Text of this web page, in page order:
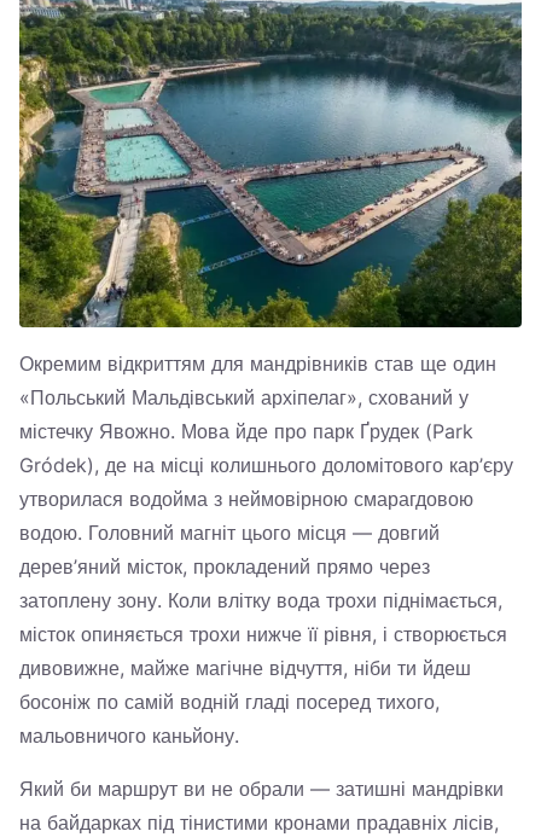
Окремим відкриттям для мандрівників став ще один
«Польський Мальдівський архіпелаг», схований у
містечку Явожно. Мова йде про парк Ґрудек (Park
Gródek), де на місці колишнього доломітового кар’єру
утворилася водойма з неймовірною смарагдовою
водою. Головний магніт цього місця — довгий
дерев’яний місток, прокладений прямо через
затоплену зону. Коли влітку вода трохи піднімається,
місток опиняється трохи нижче її рівня, і створюється
дивовижне, майже магічне відчуття, ніби ти йдеш
босоніж по самій водній гладі посеред тихого,
мальовничого каньйону.
Який би маршрут ви не обрали — затишні мандрівки
на байдарках під тінистими кронами прадавніх лісів,